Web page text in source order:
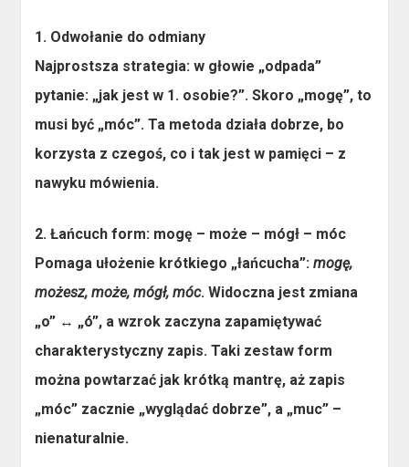
1. Odwołanie do odmiany
Najprostsza strategia: w głowie „odpada”
pytanie: „jak jest w 1. osobie?”. Skoro „mogę”, to
musi być „móc”. Ta metoda działa dobrze, bo
korzysta z czegoś, co i tak jest w pamięci – z
nawyku mówienia.
2. Łańcuch form: mogę – może – mógł – móc
Pomaga ułożenie krótkiego „łańcucha”:mogę,
możesz, może, mógł, móc. Widoczna jest zmiana
„o” ↔ „ó”, a wzrok zaczyna zapamiętywać
charakterystyczny zapis. Taki zestaw form
można powtarzać jak krótką mantrę, aż zapis
„móc” zacznie „wyglądać dobrze”, a „muc” –
nienaturalnie.